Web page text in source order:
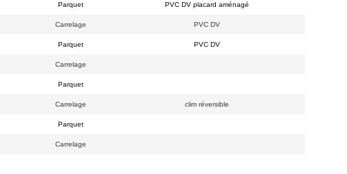
Parquet PVC DV placard aménagé
Carrelage PVC DV
Parquet PVC DV
Carrelage
Parquet
Carrelage clim réversible
Parquet
Carrelage